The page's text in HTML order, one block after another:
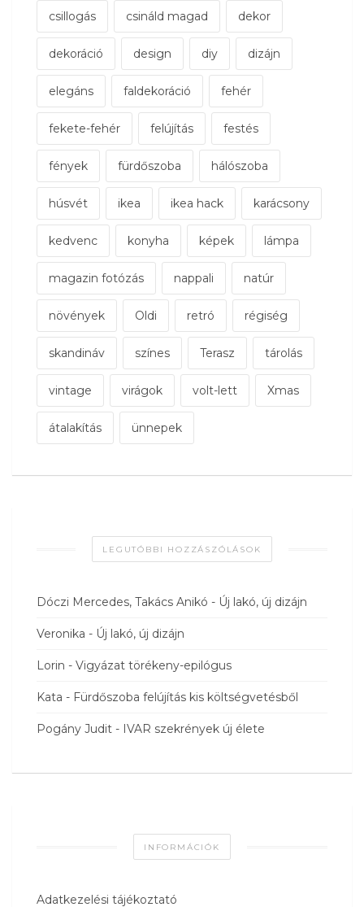
csillogás csináld magad dekor
dekoráció design diy dizájn
elegáns faldekoráció fehér
fekete-fehér felújítás festés
fények fürdőszoba hálószoba
húsvét ikea ikea hack karácsony
kedvenc konyha képek lámpa
magazin fotózás nappali natúr
növények Oldi retró régiség
skandináv színes Terasz tárolás
vintage virágok volt-lett Xmas
átalakítás ünnepek
LEGUTÓBBI HOZZÁSZÓLÁSOK
Dóczi Mercedes, Takács Anikó - Új lakó, új dizájn
Veronika - Új lakó, új dizájn
Lorin - Vigyázat törékeny-epilógus
Kata - Fürdőszoba felújítás kis költségvetésből
Pogány Judit - IVAR szekrények új élete
INFORMÁCIÓK
Adatkezelési tájékoztató